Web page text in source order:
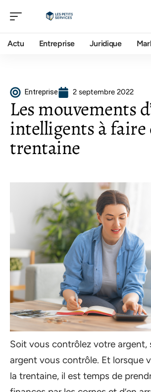
Actu Entreprise Juridique
Entreprise 2 septembre 2022
Les mouvements
intelligents à faire
trentaine
Soit vous contrôlez votre argent,
argent vous contrôle. Et lorsque
la trentaine, il est temps de